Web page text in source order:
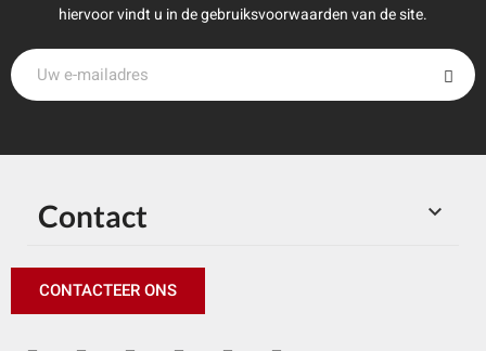
hiervoor vindt u in de gebruiksvoorwaarden van de site.

Contact
CONTACTEER ONS